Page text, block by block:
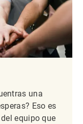
una
Eso es
equipo que